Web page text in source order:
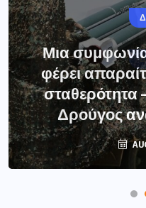
Μια
φέρει
σταθερότητα
Δρούγος